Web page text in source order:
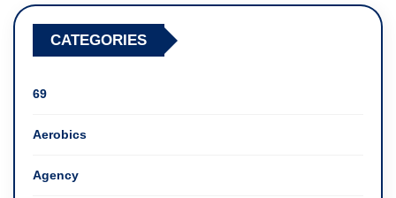
CATEGORIES
69
Aerobics
Agency